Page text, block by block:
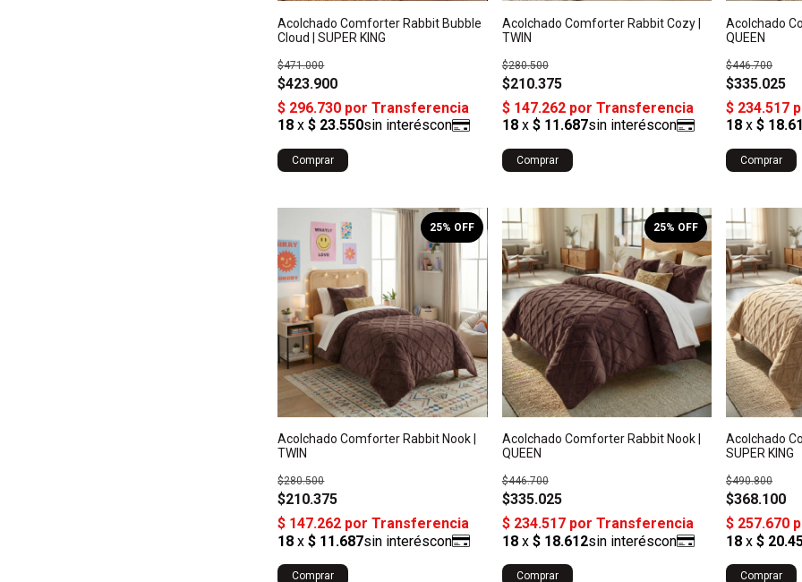
Acolchado Comforter Rabbit Bubble
Cloud | SUPER KING
$423.900
$471.000
Comprar
Acolchado Comforter Rabbit Cozy |
TWIN
$210.375
$280.500
Comprar
Acolchado
QUEEN
$335.025
$446.700
Comprar
Acolchado Comforter Rabbit Nook |
TWIN
$210.375
$280.500
25% OFF
Comprar
Acolchado Comforter Rabbit Nook |
QUEEN
$335.025
$446.700
25% OFF
Comprar
Acolchado
SUPER KING
$368.100
$490.800
Comprar